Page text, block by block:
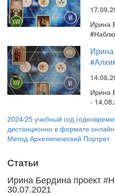
Ирина
Ирина
Ирина
-
2024/25 учебный год
дистанционно в формате
Метод Архетипический Портрет
Статьи
Ирина Бердина проект
30.07.2021